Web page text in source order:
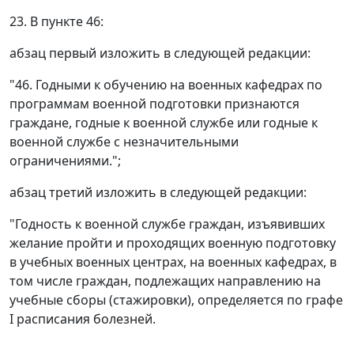
23. В пункте 46:
абзац первый изложить в следующей редакции:
"46. Годными к обучению на военных кафедрах по
программам военной подготовки признаются
граждане, годные к военной службе или годные к
военной службе с незначительными
ограничениями.";
абзац третий изложить в следующей редакции:
"Годность к военной службе граждан, изъявивших
желание пройти и проходящих военную подготовку
в учебных военных центрах, на военных кафедрах, в
том числе граждан, подлежащих направлению на
учебные сборы (стажировки), определяется по графе
I расписания болезней.